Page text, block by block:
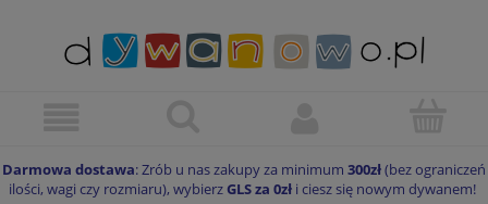
Darmowa dostawa: Zrób u nas zakupy za minimum 300zł(bez ograniczeń
ilości, wagi czy rozmiaru), wybierzGLS za 0zł i ciesz się nowym dywanem!